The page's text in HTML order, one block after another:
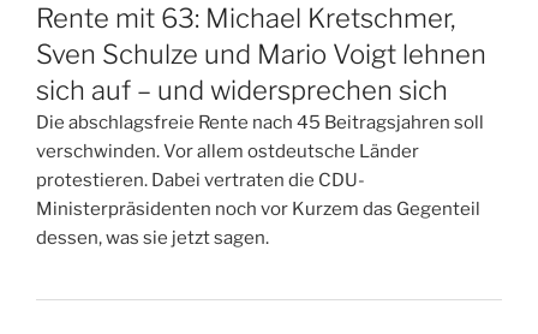
Rente mit 63: Michael Kretschmer,
Sven Schulze und Mario Voigt lehnen
sich auf – und widersprechen sich
Die abschlagsfreie Rente nach 45 Beitragsjahren soll
verschwinden. Vor allem ostdeutsche Länder
protestieren. Dabei vertraten die CDU-
Ministerpräsidenten noch vor Kurzem das Gegenteil
dessen, was sie jetzt sagen.